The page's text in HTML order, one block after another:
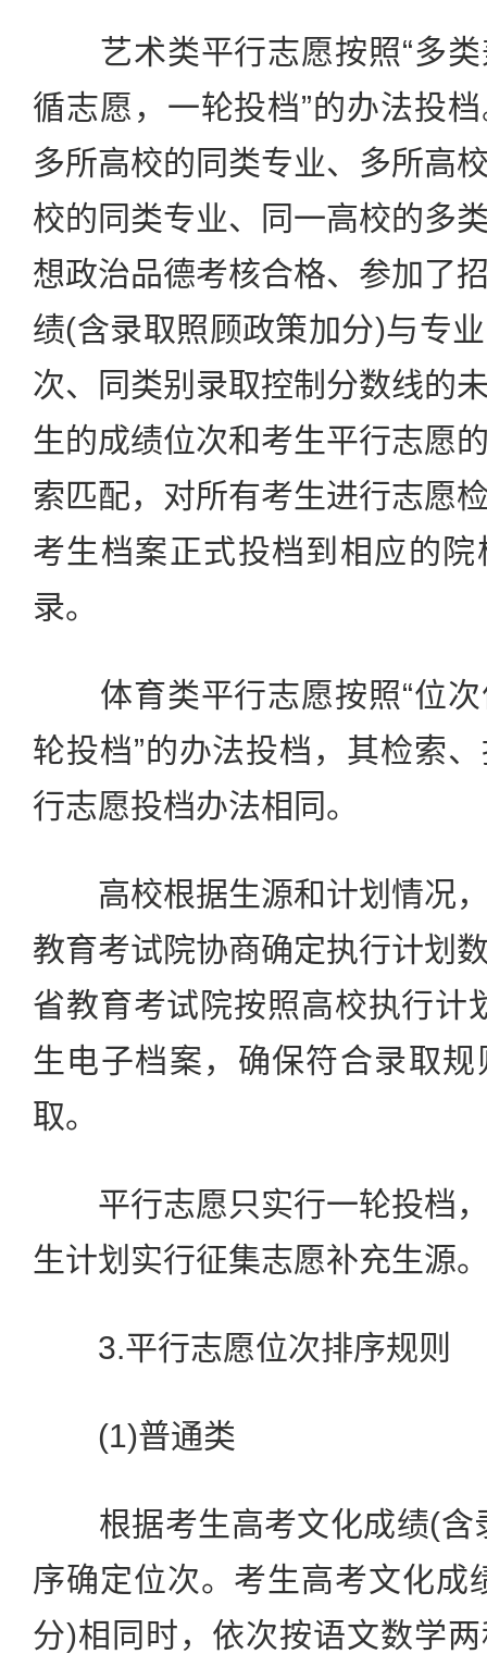
艺术类平行志愿按照“多类
循志愿，一轮投档”的办法投
多所高校的同类专业、多所高
校的同类专业、同一高校的多
想政治品德考核合格、参加了
绩(含录取照顾政策加分)与专
次、同类别录取控制分数线的
生的成绩位次和考生平行志愿
索匹配，对所有考生进行志愿
考生档案正式投档到相应的
录。
体育类平行志愿按照“位次
轮投档”的办法投档，其检索
行志愿投档办法相同。
高校根据生源和计划情况，
教育考试院协商确定执行计划
省教育考试院按照高校执行计
生电子档案，确保符合录取
取。
平行志愿只实行一轮投档，
生计划实行征集志愿补充生源
3.平行志愿位次排序规则
(1)普通类
根据考生高考文化成绩(含
序确定位次。考生高考文化成
分)相同时，依次按语文数学